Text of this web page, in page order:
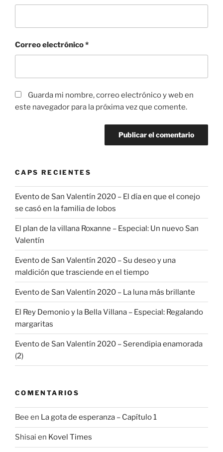
Correo electrónico*
Guarda mi nombre, correo electrónico y web en
este navegador para la próxima vez que comente.
CAPS RECIENTES
Evento de San Valentín 2020 – El día en que el conejo
se casó en la familia de lobos
El plan de la villana Roxanne – Especial: Un nuevo San
Valentín
Evento de San Valentín 2020 – Su deseo y una
maldición que trasciende en el tiempo
Evento de San Valentín 2020 – La luna más brillante
El Rey Demonio y la Bella Villana – Especial: Regalando
margaritas
Evento de San Valentín 2020 – Serendipia enamorada
(2)
COMENTARIOS
Bee en La gota de esperanza – Capítulo 1
Shisai en Kovel Times